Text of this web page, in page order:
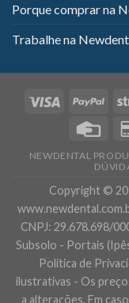
Porque comprar na
Trabalhe na
NEWDENTAL
Copyright ©
CNPJ: 29.678.698/
Subsolo - Portais
Política de
ilustrativas - Os
a alterações. Em